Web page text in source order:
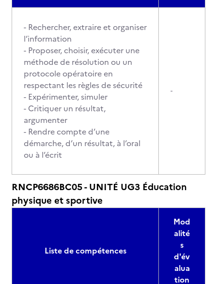
- Rechercher, extraire et organiser
l’information
- Proposer, choisir, exécuter une
méthode de résolution ou un
protocole opératoire en
respectant les règles de sécurité
- Expérimenter, simuler
- Critiquer un résultat,
argumenter
- Rendre compte d’une
démarche, d’un résultat, à l’oral
ou à l’écrit
-
RNCP6686BC05 - UNITÉ UG3 Éducation
physique et sportive
Liste de compétences
Mod
alité
s
d'év
alua
tion